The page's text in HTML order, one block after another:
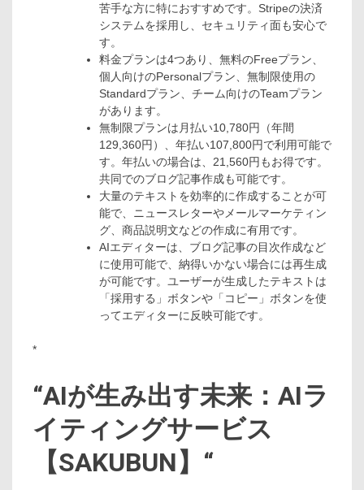
苦手な方に特におすすめです。Stripeの決済
システムを採用し、セキュリティ面も安心で
す。
料金プランは4つあり、無料のFreeプラン、
個人向けのPersonalプラン、無制限使用の
Standardプラン、チーム向けのTeamプラン
があります。
無制限プランは月払い10,780円（年間
129,360円）、年払い107,800円で利用可能で
す。年払いの場合は、21,560円もお得です。
共同でのブログ記事作成も可能です。
大量のテキストを効率的に作成することが可
能で、ニュースレターやメールマーケティン
グ、商品説明文などの作成に有用です。
AIエディターは、ブログ記事の目次作成など
に使用可能で、納得いかない場合には再生成
が可能です。ユーザーが生成したテキストは
「採用する」ボタンや「コピー」ボタンを使
ってエディターに反映可能です。
*
“AIが生み出す未来：AIラ
イティングサービス
【SAKUBUN】 “